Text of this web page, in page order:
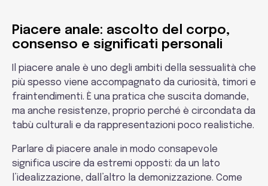
Piacere anale: ascolto del corpo,
consenso e significati personali
Il piacere anale è uno degli ambiti della sessualità che
più spesso viene accompagnato da curiosità, timori e
fraintendimenti. È una pratica che suscita domande,
ma anche resistenze, proprio perché è circondata da
tabù culturali e da rappresentazioni poco realistiche.
Parlare di piacere anale in modo consapevole
significa uscire da estremi opposti: da un lato
l’idealizzazione, dall’altro la demonizzazione. Come